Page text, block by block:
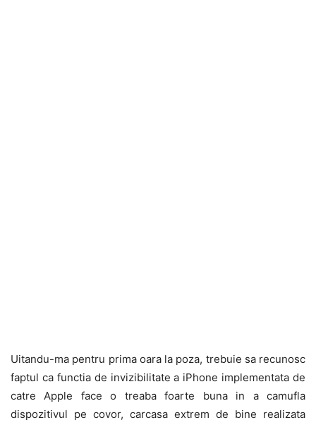
Uitandu-ma pentru prima oara la poza, trebuie sa recunosc
faptul ca functia de invizibilitate a iPhone implementata de
catre Apple face o treaba foarte buna in a camufla
dispozitivul pe covor, carcasa extrem de bine realizata